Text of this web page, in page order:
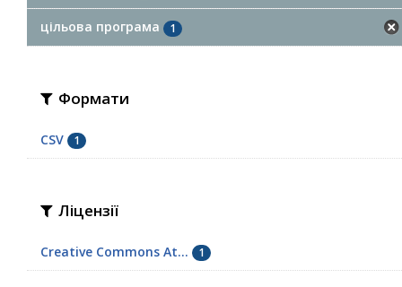
цільова програма 1
Формати
CSV 1
Ліцензії
Creative Commons At... 1